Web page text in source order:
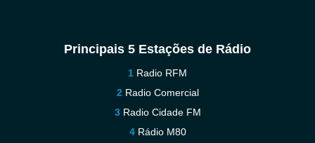
Principais 5 Estações de Rádio
Radio RFM
Radio Comercial
Radio Cidade FM
Rádio M80